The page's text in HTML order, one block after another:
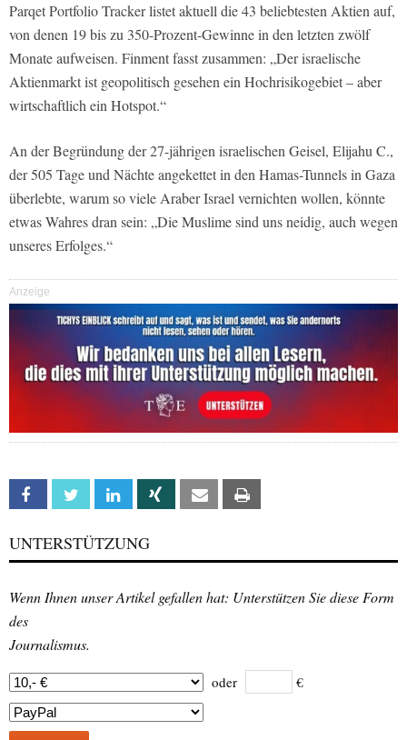
Parqet Portfolio Tracker listet aktuell die 43 beliebtesten Aktien auf,
von denen 19 bis zu 350-Prozent-Gewinne in den letzten zwölf
Monate aufweisen. Finment fasst zusammen: „Der israelische
Aktienmarkt ist geopolitisch gesehen ein Hochrisikogebiet – aber
wirtschaftlich ein Hotspot.“
An der Begründung der 27-jährigen israelischen Geisel, Elijahu C.,
der 505 Tage und Nächte angekettet in den Hamas-Tunnels in Gaza
überlebte, warum so viele Araber Israel vernichten wollen, könnte
etwas Wahres dran sein: „Die Muslime sind uns neidig, auch wegen
unseres Erfolges.“
Anzeige
Facebook Twitter Linkedin Xing Email
UNTERSTÜTZUNG
Wenn Ihnen unser Artikel gefallen hat: Unterstützen Sie diese Form
des
Journalismus.
oder €